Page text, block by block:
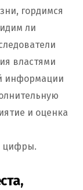
гордимся
ли
властями
информации
и оценка
цифры.